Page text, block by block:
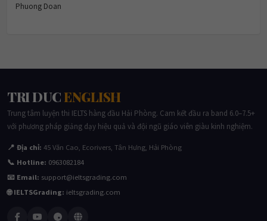
Phuong Doan
TRI DUCENGLISH
Trung tâm luyện thi IELTS hàng đầu Hải Phòng. Cam kết đầu ra band 6.0–7.5+
với phương pháp giảng dạy hiệu quả và đội ngũ giáo viên giàu kinh nghiệm.
📍 Địa chỉ: 45 Văn Cao, Ecorivers, Tân Hưng, Hải Phòng
📞 Hotline: 0963082184
📧 Email: support@ieltsgrading.com
🌐 IELTSGrading: ieltsgrading.com